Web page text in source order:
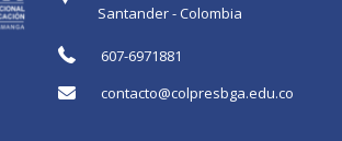
Santander - Colombia
607-6971881
contacto@colpresbga.edu.co